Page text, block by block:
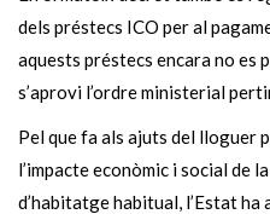
dels préstecs ICO per al
aquests préstecs encara no es
s’aprovi l’ordre ministerial
Pel que fa als ajuts del lloguer
l’impacte econòmic i social de
d’habitatge habitual, l’Estat